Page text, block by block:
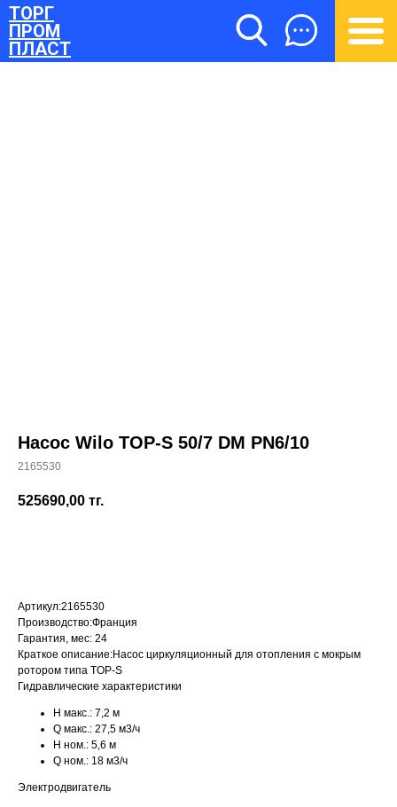
ТОРГ
ПРОМ
ПЛАСТ
(700) 730-70-73
Насос Wilo TOP-S 50/7 DM PN6/10
2165530
525690,00 тг.
Артикул:2165530
Производство:Франция
Гарантия, мес: 24
Краткое описание:Насос циркуляционный для отопления с мокрым
ротором типа TOP-S
Гидравлические характеристики
H макс.: 7,2 м
Q макс.: 27,5 м3/ч
H ном.: 5,6 м
Q ном.: 18 м3/ч
Электродвигатель